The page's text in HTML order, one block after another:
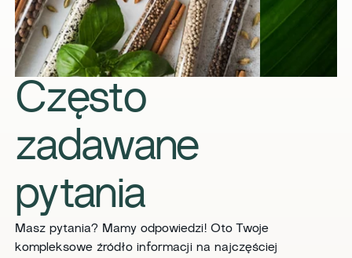
Często
zadawane
pytania
Masz pytania? Mamy odpowiedzi! Oto Twoje
kompleksowe źródło informacji na najczęściej